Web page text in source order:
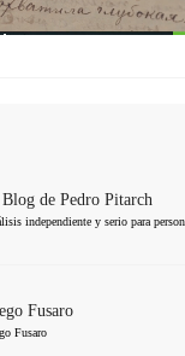
de Pedro Pitarch
independiente y serio para
Fusaro
Fusaro